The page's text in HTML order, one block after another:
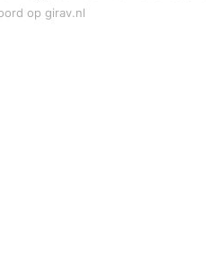
op girav.nl